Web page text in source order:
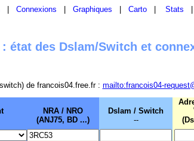
Connexions Graphiques Carto Stats
: état des Dslam/Switch et
de francois04.free.fr : mailto:francois04-
NRA / NRO
(ANJ75, BD ...)
Dslam / Switch
--